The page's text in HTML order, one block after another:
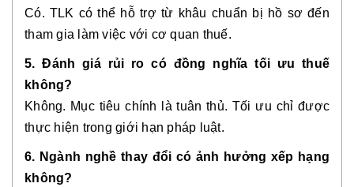
Có. TLK có thể hỗ trợ từ khâu chuẩn bị hồ sơ đến
tham gia làm việc với cơ quan thuế.
5. Đánh giá rủi ro có đồng nghĩa tối ưu thuế
không?
Không. Mục tiêu chính là tuân thủ. Tối ưu chỉ được
thực hiện trong giới hạn pháp luật.
6. Ngành nghề thay đổi có ảnh hưởng xếp hạng
không?